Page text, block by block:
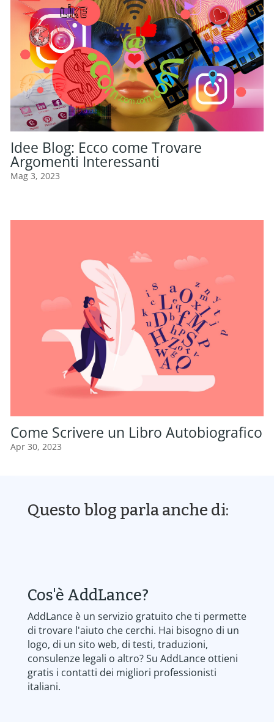
Idee Blog: Ecco come Trovare
Argomenti Interessanti
Mag 3, 2023
Come Scrivere un Libro Autobiografico
Apr 30, 2023
Questo blog parla anche di:
Cos'è AddLance?
AddLance è un servizio gratuito che ti permette
di trovare l'aiuto che cerchi. Hai bisogno di un
logo, di un sito web, di testi, traduzioni,
consulenze legali o altro? Su AddLance ottieni
gratis i contatti dei migliori professionisti
italiani.